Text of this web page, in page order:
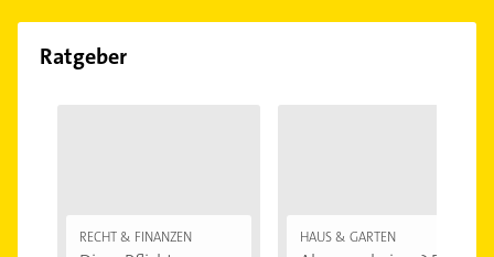
Ratgeber
RECHT & FINANZEN HAUS & GARTEN